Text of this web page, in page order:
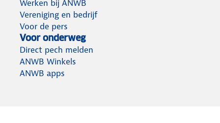
Werken bij ANWB
Vereniging en bedrijf
Voor de pers
Voor onderweg
Direct pech melden
ANWB Winkels
ANWB apps